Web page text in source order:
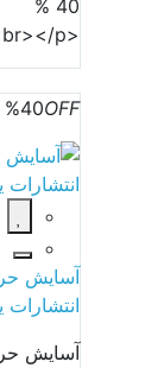
40 %
%40OFF
آسایش
انتشارات
آسایش